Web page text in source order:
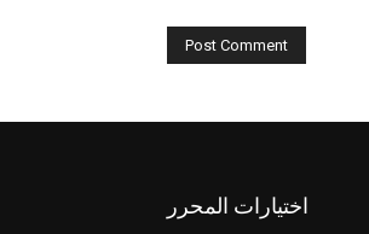
اختيارات المحرر